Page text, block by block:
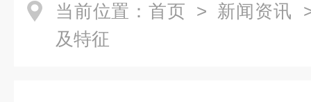
当前位置： 首页 > 新闻资讯
及特征